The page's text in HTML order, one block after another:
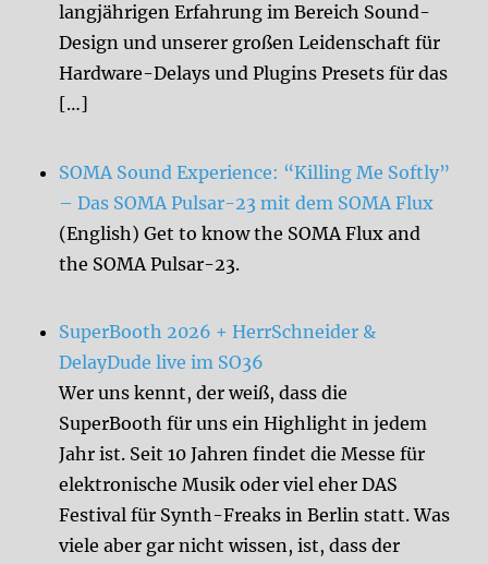
langjährigen Erfahrung im Bereich Sound-
Design und unserer großen Leidenschaft für
Hardware-Delays und Plugins Presets für das
[…]
SOMA Sound Experience: “Killing Me Softly”
– Das SOMA Pulsar-23 mit dem SOMA Flux
(English) Get to know the SOMA Flux and
the SOMA Pulsar-23.
SuperBooth 2026 + HerrSchneider &
DelayDude live im SO36
Wer uns kennt, der weiß, dass die
SuperBooth für uns ein Highlight in jedem
Jahr ist. Seit 10 Jahren findet die Messe für
elektronische Musik oder viel eher DAS
Festival für Synth-Freaks in Berlin statt. Was
viele aber gar nicht wissen, ist, dass der